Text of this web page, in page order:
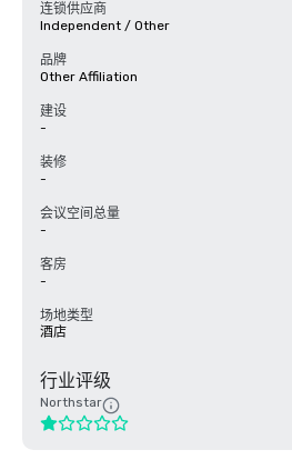
连锁供应商
Independent / Other
品牌
Other Affiliation
建设
-
装修
-
会议空间总量
-
客房
-
场地类型
酒店
行业评级
Northstar